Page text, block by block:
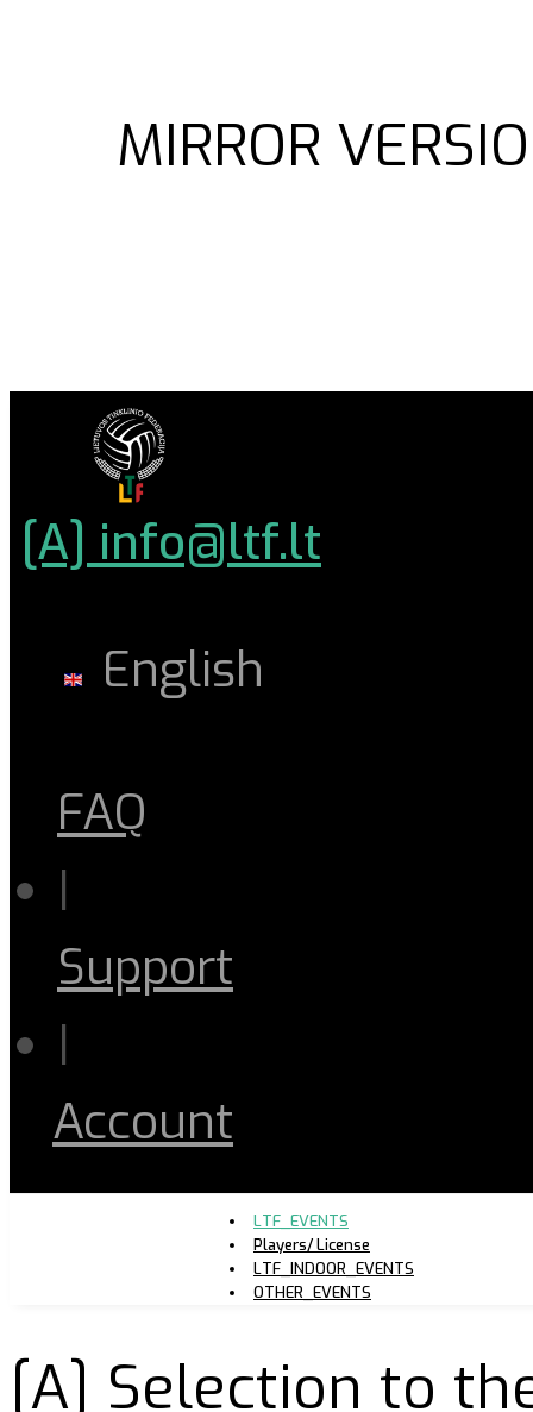
MIRROR
[A] info@ltf.lt
English
FAQ
|
Support
|
Account
LTF_EVENTS
Players/ License
LTF_INDOOR_EVENTS
OTHER_EVENTS
[A] Selection to